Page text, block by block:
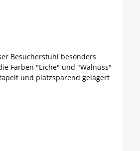
Besucherstuhl besonders
Farben "Eiche" und "Walnuss"
und platzsparend gelagert